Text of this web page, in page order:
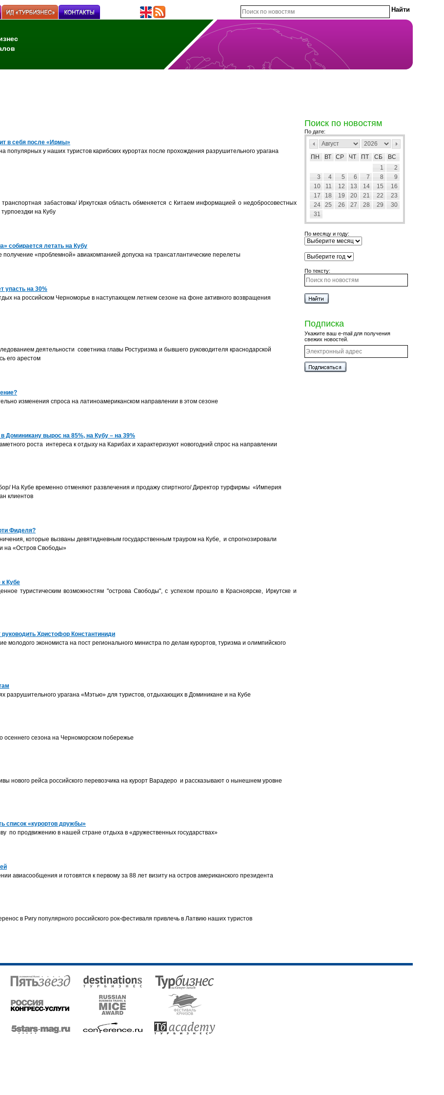
в себя после «Ирмы»
популярных у наших туристов карибских курортах после прохождения разрушительного урагана
забастовка/ Иркутская область обменяется с Китаем информацией о недобросовестных
на Кубу
собирается летать на Кубу
«проблемной» авиакомпанией допуска на трансатлантические перелеты
упасть на 30%
на российском Черноморье в наступающем летнем сезоне на фоне активного возвращения
деятельности советника главы Ростуризма и бывшего руководителя краснодарской
его арестом
изменения спроса на латиноамериканском направлении в этом сезоне
вырос на 85%, на Кубу – на 39%
роста интереса к отдыху на Карибах и характеризуют новогодний спрос на направлении
На Кубе временно отменяют развлечения и продажу спиртного/ Директор турфирмы «Империя
клиентов
Фиделя?
которые вызваны девятидневным государственным трауром на Кубе, и спрогнозировали
на «Остров Свободы»
Кубе
туристическим возможностям "острова Свободы", c успехом прошло в Красноярске, Иркутске и
Христофор Константиниди
молодого экономиста на пост регионального министра по делам курортов, туризма и олимпийского
разрушительного урагана «Мэтью» для туристов, отдыхающих в Доминикане и на Кубе
осеннего сезона на Черноморском побережье
нового рейса российского перевозчика на курорт Варадеро и рассказывают о нынешнем уровне
список «курортов дружбы»
по продвижению в нашей стране отдыха в «дружественных государствах»
авиасообщения и готовятся к первому за 88 лет визиту на остров американского президента
в Ригу популярного российского рок-фестиваля привлечь в Латвию наших туристов
Поиск по новостям
По дате:
ПН ВТ СР ЧТ ПТ СБ
ВС
1
2
3
4 5 6 7 8
9
10
11 12 13 14 15
16
17
18 19 20 21 22
23
24
25 26 27 28 29
30
31
По месяцу и году:
По тексту:
Подписка
Укажите ваш e-mail для получения
свежих новостей.